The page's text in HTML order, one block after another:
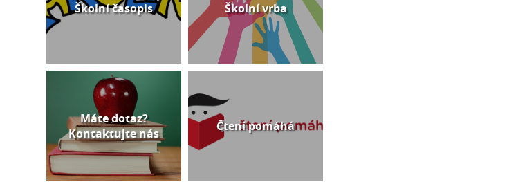
Školní časopis Školní vrba
Máte dotaz?
Kontaktujte nás
Čtení pomáhá